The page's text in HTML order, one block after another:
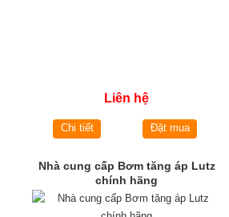
Liên hệ
Chi tiết Đặt mua
Nhà cung cấp Bơm tăng áp Lutz
chính hãng